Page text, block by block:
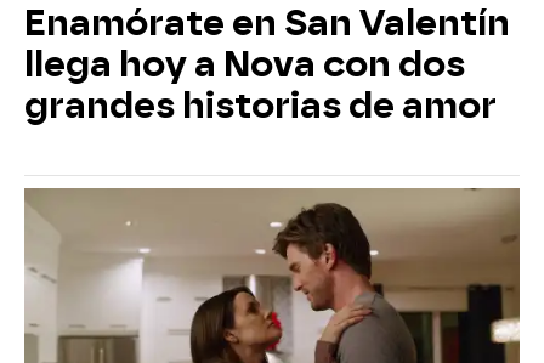
Enamórate en San Valentín
llega hoy a Nova con dos
grandes historias de amor